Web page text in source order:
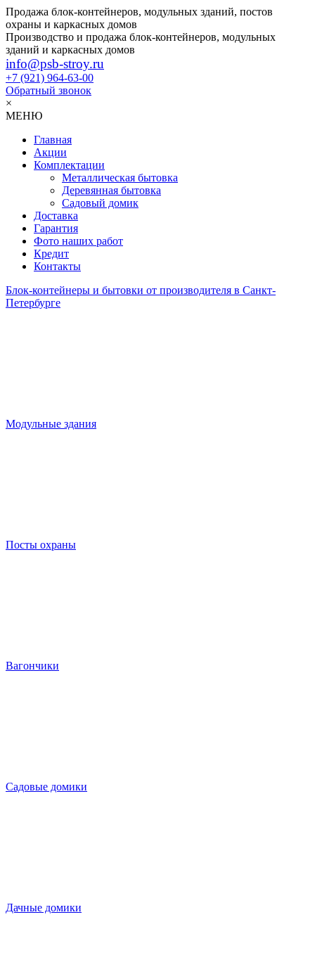
Продажа блок-контейнеров, модульных зданий, постов
охраны и каркасных домов
Производство и продажа блок-контейнеров, модульных
зданий и каркасных домов
info@psb-stroy.ru
+7 (921) 964-63-00
Обратный звонок
×
МЕНЮ
Главная
Акции
Комплектации
Металлическая бытовка
Деревянная бытовка
Садовый домик
Доставка
Гарантия
Фото наших работ
Кредит
Контакты
Блок-контейнеры и бытовки от производителя в Санкт-
Петербурге
Модульные здания
Посты охраны
Вагончики
Садовые домики
Дачные домики